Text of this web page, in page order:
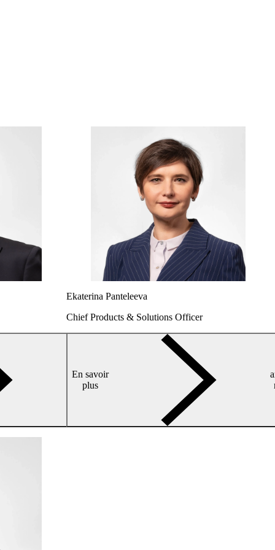
arrow-
right
Ekaterina Panteleeva
Chief Products & Solutions Officer
En savoir
plus